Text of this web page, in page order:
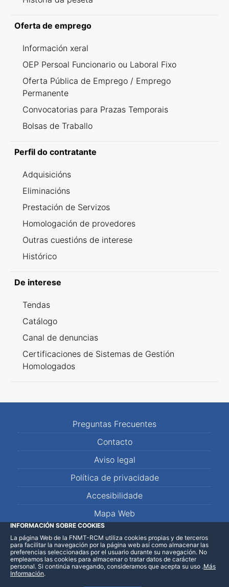
Oferta de emprego
Información xeral
OEP Persoal Funcionario ou Laboral Fixo
Oferta Pública de Emprego / Emprego
Permanente
Convocatorias para Prazas Temporais
Bolsas de Traballo
Perfil do contratante
Adquisicións
Eliminacións
Prestación de Servizos
Homologación de provedores
Outras cuestións de interese
Histórico
De interese
Tendas
Catálogo
Canal de denuncias
Certificaciones de Sistemas de Gestión
Homologados
Preguntas Frecuentes
Contacto
Aviso legal
Política de privacidade
Accesibilidade
Mapa Web
LinkedInFacebookWhatsApp
INFORMACIÓN SOBRE COOKIES
La página Web de la FNMT-RCM utiliza cookies propias y de terceros
para facilitar la navegación por la página web así como almacenar las
preferencias seleccionadas por el usuario durante su navegación. No
empleamos las cookies para almacenar o tratar datos de carácter
personal. Si continúa navegando, consideramos que acepta su uso .Más
Información.